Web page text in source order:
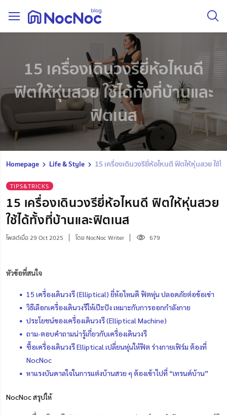
15 เครื่องเดินวงรียี่ห้อไหนดี
ฟิตให้หุ่นสวย ใช้ได้ทั้งที่บ้านและ
ฟิตเนส
Homepage Life & Style 15 เครื่องเดินวงรียี่ห้อไหนดี ฟิตให้หุ่นสวย ใช้
TIPS&TRICKS
15 เครื่องเดินวงรียี่ห้อไหนดี ฟิตให้หุ่นสวย
ใช้ได้ทั้งที่บ้านและฟิตเนส
โพสต์เมื่อ 29 Oct 2025 โดย NocNoc Writer 679
หัวข้อที่สนใจ
15 เครื่องเดินวงรี (Elliptical) ยี่ห้อไหนดี ฟิตหุ่น ปลอดภัยต่อข้อเข่า
วิธีเลือกเครื่องเดินวงรีให้เป๊ะปัง เหมาะกับการออกกำลังกาย
ประโยชน์ของเครื่องเดินวงรี (Elliptical Machine)
ถาม-ตอบคำถามน่ารู้เกี่ยวกับเครื่องเดินวงรี
ซื้อเครื่องเดินวงรี Elliptical เปลี่ยนหุ่นให้ฟิต ร่างกายเฟิร์ม ต้องที่
NocNoc
หาแรงบันดาลใจในการแต่งบ้านสวย ๆ ต้องเข้าไปที่ “เทรนด์บ้าน”
NocNoc สรุปให้